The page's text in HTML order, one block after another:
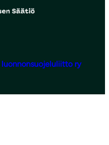
luonnonsuojeluliitto ry